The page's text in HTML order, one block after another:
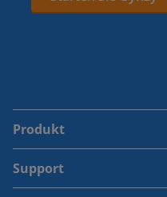
Produkt
Support